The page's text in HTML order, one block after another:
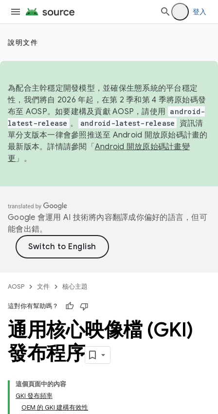
登入
說明文件
為配合主幹穩定開發模型，並確保生態系統的平台穩定
性，我們將自 2026 年起，在第 2 季和第 4 季將原始碼發
布至 AOSP。如要建構及貢獻 AOSP，請使用 android-
latest-release 。 android-latest-release
資訊清
單分支版本一律會參照推送至 Android 開放原始碼計畫的
最新版本。詳情請參閱「 Android 開放原始碼計畫變
更 」。
Google 會運用 AI 技術將內容翻譯成你偏好的語言，但可
能會出錯。
AOSP 文件 核心主題
這對你有幫助嗎？
通用核心映像檔 (GKI)
發布程序
這個頁面中的內容
GKI 發布頻率
OEM 的 GKI 建構有效性